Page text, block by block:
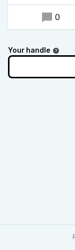
0
Your handle